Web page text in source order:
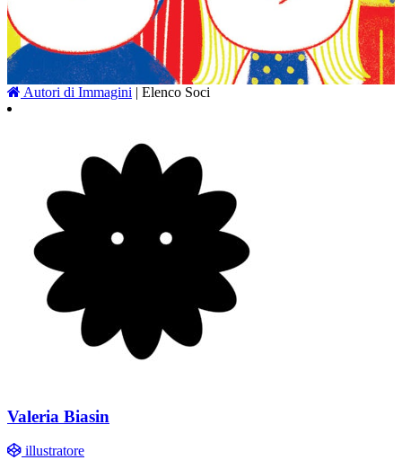
Autori di Immagini | Elenco Soci
Valeria Biasin
illustratore